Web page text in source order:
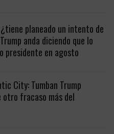
planeado un intento de
anda diciendo que lo
presidente en agosto
City: Tumban Trump
otro fracaso más del